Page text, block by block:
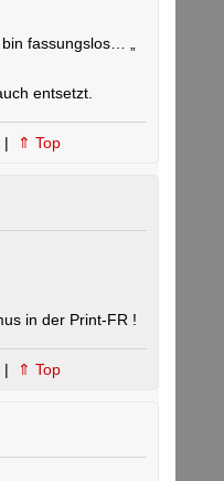
fassungslos… „
entsetzt.
| ⇑ Top
in der Print-FR !
| ⇑ Top